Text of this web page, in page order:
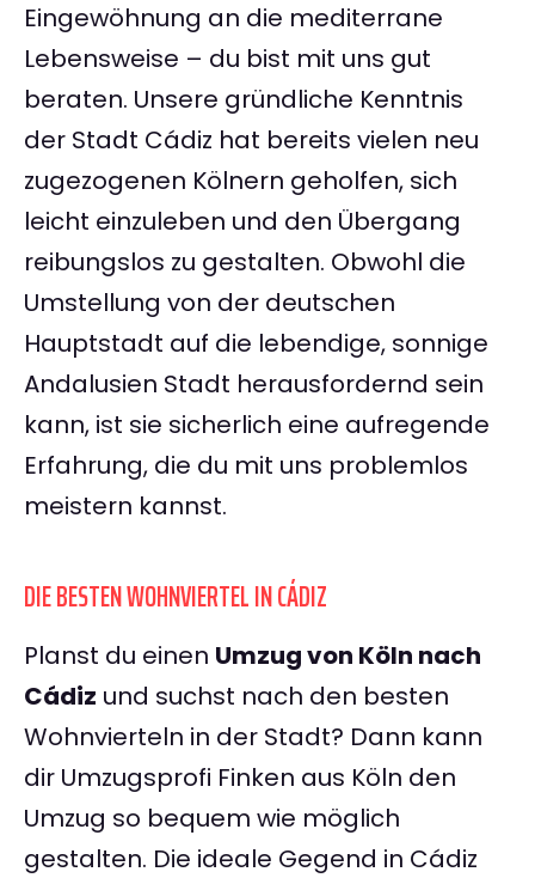
Eingewöhnung an die mediterrane
Lebensweise – du bist mit uns gut
beraten. Unsere gründliche Kenntnis
der Stadt Cádiz hat bereits vielen neu
zugezogenen Kölnern geholfen, sich
leicht einzuleben und den Übergang
reibungslos zu gestalten. Obwohl die
Umstellung von der deutschen
Hauptstadt auf die lebendige, sonnige
Andalusien Stadt herausfordernd sein
kann, ist sie sicherlich eine aufregende
Erfahrung, die du mit uns problemlos
meistern kannst.
DIE BESTEN WOHNVIERTEL IN CÁDIZ
Planst du einen Umzug von Köln nach
Cádiz und suchst nach den besten
Wohnvierteln in der Stadt? Dann kann
dir Umzugsprofi Finken aus Köln den
Umzug so bequem wie möglich
gestalten. Die ideale Gegend in Cádiz